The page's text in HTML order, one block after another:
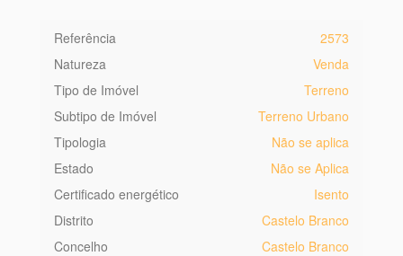
Referência
2573
Natureza
Venda
Tipo de Imóvel
Terreno
Subtipo de Imóvel
Terreno Urbano
Tipologia
Não se aplica
Estado
Não se Aplica
Certificado energético
Isento
Distrito
Castelo Branco
Concelho
Castelo Branco